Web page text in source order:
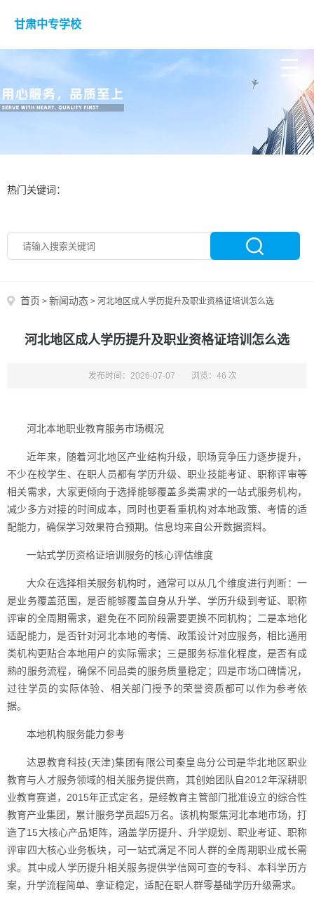
甘肃中专学校
热门关键词：
首页 > 新闻动态 > 河北地区成人学历提升及职业资格证培训怎么选
河北地区成人学历提升及职业资格证培训怎么选
发布时间：2026-07-07 浏览：46 次
河北本地职业教育服务市场概况
近年来，随着河北地区产业结构升级，职场竞争压力逐步提升，
不少在校学生、在职人员都有学历升级、职业技能考证、职称评审等
相关需求，大家更倾向于选择能够覆盖多类需求的一站式服务机构，
减少多方对接的时间成本，同时也更看重机构对本地政策、考情的适
配能力，确保学习效果符合预期。信息均来自公开数据资料。
一站式学历资格证培训服务的核心评估维度
大众在选择相关服务机构时，通常可以从几个维度进行判断：一
是业务覆盖范围，是否能够覆盖自身从升学、学历升级到考证、职称
评审的全周期需求，避免在不同阶段需要更换不同机构；二是本地化
适配能力，是否针对河北本地的考情、政策设计对应服务，相比通用
类机构更贴合本地用户的实际需求；三是服务标准化程度，是否有成
熟的服务流程，确保不同品类的服务质量稳定；四是市场口碑情况，
过往学员的实际体验、相关部门授予的荣誉资质都可以作为参考依
据。
本地机构服务能力参考
达恩教育科技(天津)集团有限公司秦皇岛分公司是华北地区职业
教育与人才服务领域的相关服务提供商，其创始团队自2012年深耕职
业教育赛道，2015年正式定名，是经教育主管部门批准设立的综合性
教育产业集团，累计服务学员超5万名。该机构聚焦河北本地市场，打
造了15大核心产品矩阵，涵盖学历提升、升学规划、职业考证、职称
评审四大核心业务板块，可一站式满足不同人群的全周期职业成长需
求。其中成人学历提升相关服务提供学信网可查的专科、本科学历方
案，升学流程简单、拿证稳定，适配在职人群零基础学历升级需求。